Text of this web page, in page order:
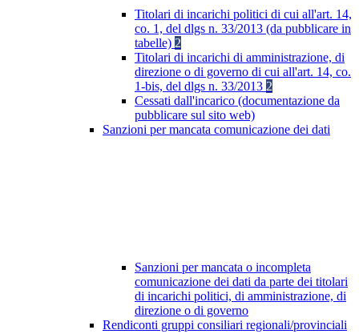
Titolari di incarichi politici di cui all'art. 14,
co. 1, del dlgs n. 33/2013 (da pubblicare in
tabelle) 2
Titolari di incarichi di amministrazione, di
direzione o di governo di cui all'art. 14, co.
1-bis, del dlgs n. 33/2013 2
Cessati dall'incarico (documentazione da
pubblicare sul sito web)
Sanzioni per mancata comunicazione dei dati
Sanzioni per mancata o incompleta
comunicazione dei dati da parte dei titolari
di incarichi politici, di amministrazione, di
direzione o di governo
Rendiconti gruppi consiliari regionali/provinciali